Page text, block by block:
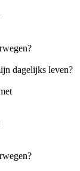
dagelijks leven?